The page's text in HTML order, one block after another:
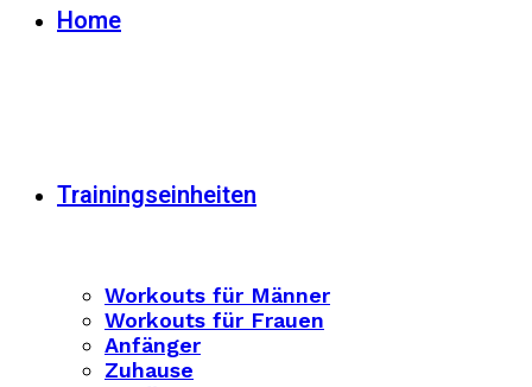
Home
Trainingseinheiten
Workouts für Männer
Workouts für Frauen
Anfänger
Zuhause